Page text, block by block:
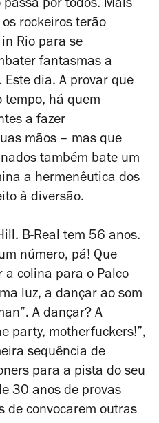
por todos. Mais
rockeiros terão
Rio para se
fantasmas a
dia. A provar que
tempo, há quem
a fazer
mãos – mas que
também bate um
a hermenêutica dos
à diversão.
B-Real tem 56 anos.
número, pá! Que
a colina para o Palco
luz, a dançar ao som
A dançar? A
party, motherfuckers!”,
sequência de
para a pista do seu
30 anos de provas
de convocarem outras